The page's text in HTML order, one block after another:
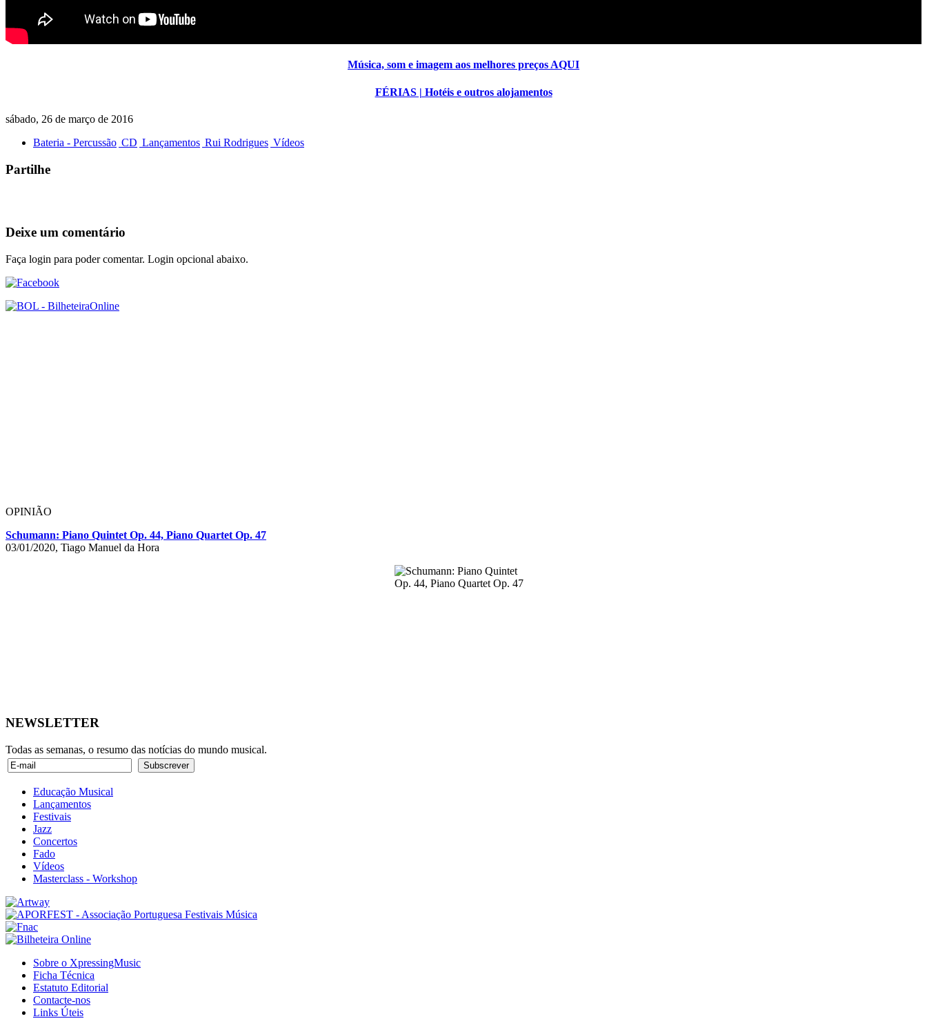
Música, som e imagem aos melhores preços AQUI
FÉRIAS | Hotéis e outros alojamentos
sábado, 26 de março de 2016
Bateria - Percussão CD Lançamentos Rui Rodrigues Vídeos
Partilhe
Deixe um comentário
Faça login para poder comentar. Login opcional abaixo.
OPINIÃO
Schumann: Piano Quintet Op. 44, Piano Quartet Op. 47
03/01/2020, Tiago Manuel da Hora
NEWSLETTER
Todas as semanas, o resumo das notícias do mundo musical.
Educação Musical
Lançamentos
Festivais
Jazz
Concertos
Fado
Vídeos
Masterclass - Workshop
Sobre o XpressingMusic
Ficha Técnica
Estatuto Editorial
Contacte-nos
Links Úteis